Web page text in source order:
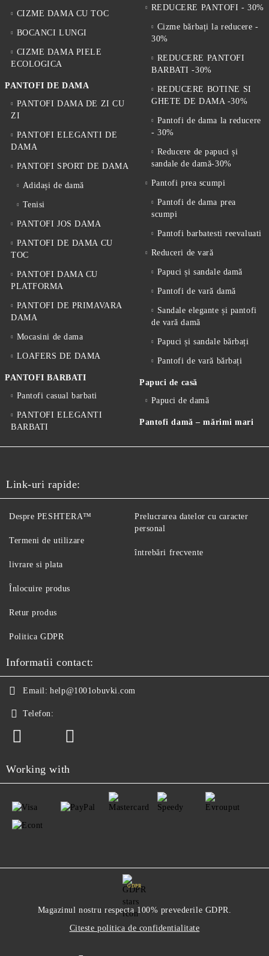
CIZME DAMA CU TOC
BOCANCI LUNGI
CIZME DAMA PIELE
ECOLOGICA
PANTOFI DE DAMA
PANTOFI DAMA DE ZI CU
ZI
PANTOFI ELEGANTI DE
DAMA
PANTOFI SPORT DE DAMA
Adidași de damă
Tenisi
PANTOFI JOS DAMA
PANTOFI DE DAMA CU
TOC
PANTOFI DAMA CU
PLATFORMA
PANTOFI DE PRIMAVARA
DAMA
Mocasini de dama
LOAFERS DE DAMA
PANTOFI BARBATI
Pantofi casual barbati
PANTOFI ELEGANTI
BARBATI
REDUCERE PANTOFI - 30%
Cizme bărbați la reducere -
30%
REDUCERE PANTOFI
BARBATI -30%
REDUCERE BOTINE SI
GHETE DE DAMA -30%
Pantofi de dama la reducere
- 30%
Reducere de papuci și
sandale de damă-30%
Pantofi prea scumpi
Pantofi de dama prea
scumpi
Pantofi barbatesti reevaluati
Reduceri de vară
Papuci și sandale damă
Pantofi de vară damă
Sandale elegante și pantofi
de vară damă
Papuci și sandale bărbați
Pantofi de vară bărbați
Papuci de casă
Papuci de damă
Pantofi damă – mărimi mari
Link-uri rapide:
Despre PESHTERA™
Termeni de utilizare
livrare si plata
Înlocuire produs
Retur produs
Politica GDPR
Prelucrarea datelor cu caracter
personal
întrebări frecvente
Informatii contact:
Email: help@1001obuvki.com
Telefon:
Working with
GDPR
Magazinul nostru respecta 100% prevederile GDPR.
Citeste politica de confidentialitate